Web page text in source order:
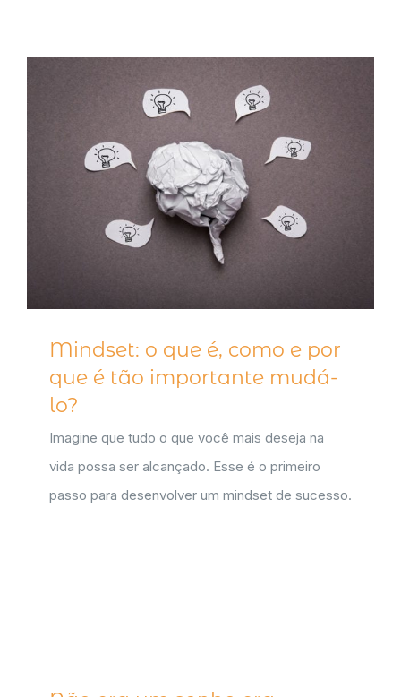
Mindset: o que é, como e por
que é tão importante mudá-
lo?
Imagine que tudo o que você mais deseja na
vida possa ser alcançado. Esse é o primeiro
passo para desenvolver um mindset de sucesso.